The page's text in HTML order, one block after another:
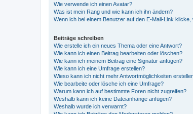
Wie verwende ich einen Avatar?
Was ist mein Rang und wie kann ich ihn ändern?
Wenn ich bei einem Benutzer auf den E-Mail-Link
Beiträge schreiben
Wie erstelle ich ein neues Thema oder eine Antwort?
Wie kann ich einen Beitrag bearbeiten oder löschen?
Wie kann ich meinem Beitrag eine Signatur anfügen?
Wie kann ich eine Umfrage erstellen?
Wieso kann ich nicht mehr Antwortmöglichkeiten
Wie bearbeite oder lösche ich eine Umfrage?
Warum kann ich auf bestimmte Foren nicht zugreifen?
Weshalb kann ich keine Dateianhänge anfügen?
Weshalb wurde ich verwarnt?